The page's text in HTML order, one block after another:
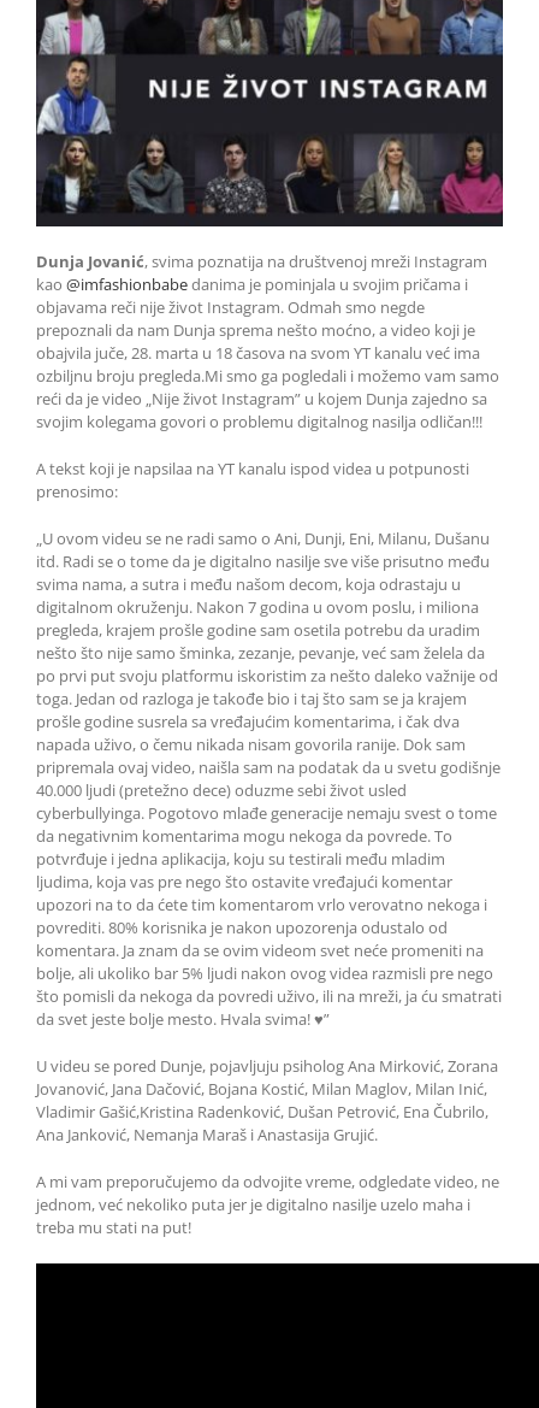
Dunja Jovanić, svima poznatija na društvenoj mreži Instagram
kao @imfashionbabedanima je pominjala u svojim pričama i
objavama reči nije život Instagram. Odmah smo negde
prepoznali da nam Dunja sprema nešto moćno, a video koji je
obajvila juče, 28. marta u 18 časova na svom YT kanalu već ima
ozbiljnu broju pregleda.Mi smo ga pogledali i možemo vam samo
reći da je video „Nije život Instagram” u kojem Dunja zajedno sa
svojim kolegama govori o problemu digitalnog nasilja odličan!!!
A tekst koji je napsilaa na YT kanalu ispod videa u potpunosti
prenosimo:
„U ovom videu se ne radi samo o Ani, Dunji, Eni, Milanu, Dušanu
itd. Radi se o tome da je digitalno nasilje sve više prisutno među
svima nama, a sutra i među našom decom, koja odrastaju u
digitalnom okruženju. Nakon 7 godina u ovom poslu, i miliona
pregleda, krajem prošle godine sam osetila potrebu da uradim
nešto što nije samo šminka, zezanje, pevanje, već sam želela da
po prvi put svoju platformu iskoristim za nešto daleko važnije od
toga. Jedan od razloga je takođe bio i taj što sam se ja krajem
prošle godine susrela sa vređajućim komentarima, i čak dva
napada uživo, o čemu nikada nisam govorila ranije. Dok sam
pripremala ovaj video, naišla sam na podatak da u svetu godišnje
40.000 ljudi (pretežno dece) oduzme sebi život usled
cyberbullyinga. Pogotovo mlađe generacije nemaju svest o tome
da negativnim komentarima mogu nekoga da povrede. To
potvrđuje i jedna aplikacija, koju su testirali među mladim
ljudima, koja vas pre nego što ostavite vređajući komentar
upozori na to da ćete tim komentarom vrlo verovatno nekoga i
povrediti. 80% korisnika je nakon upozorenja odustalo od
komentara. Ja znam da se ovim videom svet neće promeniti na
bolje, ali ukoliko bar 5% ljudi nakon ovog videa razmisli pre nego
što pomisli da nekoga da povredi uživo, ili na mreži, ja ću smatrati
da svet jeste bolje mesto. Hvala svima! ♥”
U videu se pored Dunje, pojavljuju psiholog Ana Mirković, Zorana
Jovanović, Jana Dačović, Bojana Kostić, Milan Maglov, Milan Inić,
Vladimir Gašić,Kristina Radenković, Dušan Petrović, Ena Čubrilo,
Ana Janković, Nemanja Maraš i Anastasija Grujić.
A mi vam preporučujemo da odvojite vreme, odgledate video, ne
jednom, već nekoliko puta jer je digitalno nasilje uzelo maha i
treba mu stati na put!